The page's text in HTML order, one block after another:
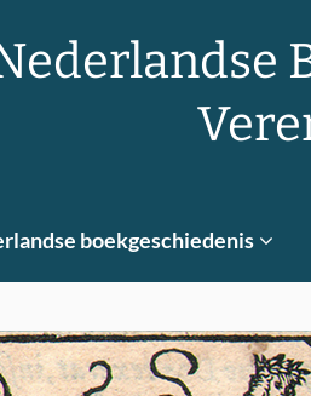
boekgeschiedenis